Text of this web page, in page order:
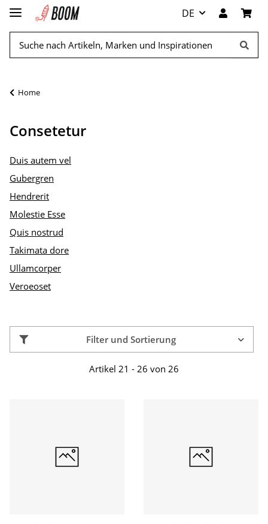
DE
Home
Consetetur
Duis autem vel
Gubergren
Hendrerit
Molestie Esse
Quis nostrud
Takimata dore
Ullamcorper
Veroeoset
Filter und Sortierung
Artikel 21 - 26 von 26